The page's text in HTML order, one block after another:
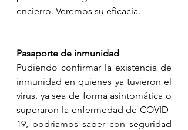
encierro. Veremos su eficacia.
Pasaporte de inmunidad
Pudiendo confirmar la existencia de
inmunidad en quienes ya tuvieron el
virus, ya sea de forma asintomática o
superaron la enfermedad de COVID-
19, podríamos saber con seguridad